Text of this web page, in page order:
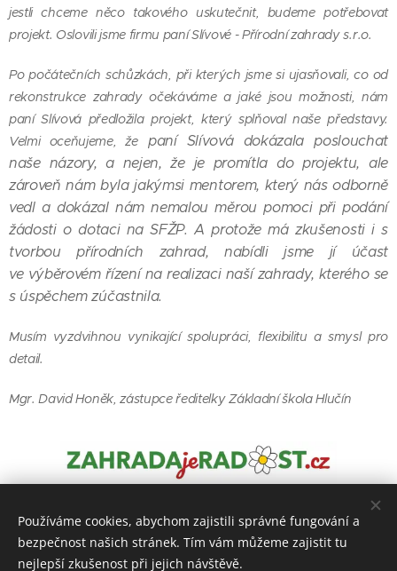
jestli chceme něco takového uskutečnit, budeme potřebovat
projekt. Oslovili jsme firmu paní Slívové - Přírodní zahrady s.r.o.
Po počátečních schůzkách, při kterých jsme si ujasňovali, co od
rekonstrukce zahrady očekáváme a jaké jsou možnosti, nám
paní Slívová předložila projekt, který splňoval naše představy.
Velmi oceňujeme, že
paní Slívová dokázala poslouchat
naše názory, a nejen, že je promítla do projektu, ale
zároveň nám byla jakýmsi mentorem, který nás odborně
vedl a dokázal nám nemalou měrou pomoci při podání
žádosti o dotaci na SFŽP. A protože má zkušenosti i s
tvorbou přírodních zahrad, nabídli jsme jí účast
ve výběrovém řízení na realizaci naší zahrady, kterého se
s úspěchem zúčastnila.
Musím vyzdvihnou vynikající spolupráci, flexibilitu a smysl pro
detail.
Mgr. David Honěk, zástupce ředitelky Základní škola Hlučín
Zahrada je radost
Používáme cookies, abychom zajistili správné fungování a
bezpečnost našich stránek. Tím vám můžeme zajistit tu
nejlepší zkušenost při jejich návštěvě.